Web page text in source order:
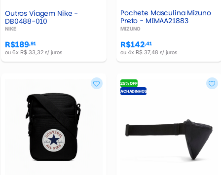
Outros Viagem Nike -
DB0488-010
NIKE
R$189,91
ou 6x R$ 33,32 s/ juros
Pochete Masculina Mizuno
Preto - MIMAA21883
MIZUNO
R$142,41
ou 4x R$ 37,48 s/ juros
25% OFF
ACHADINHOS